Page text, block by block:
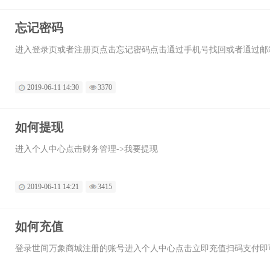
忘记密码
进入登录页或者注册页点击忘记密码点击通过手机号找回或者通过
2019-06-11 14:30 3370
如何提现
进入个人中心点击财务管理->我要提现
2019-06-11 14:21 3415
如何充值
登录世间万象商城注册的账号进入个人中心点击立即充值扫码支付即